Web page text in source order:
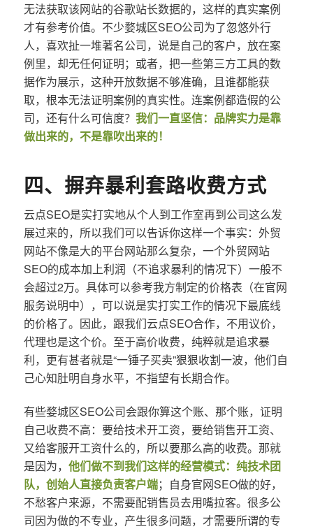
无法获取该网站的谷歌站长数据的，这样的真实案例
才有参考价值。不少婺城区SEO公司为了忽悠外行
人，喜欢扯一堆著名公司，说是自己的客户，放在案
例里，却无任何证明；或者，把一些第三方工具的数
据作为展示，这种开放数据不够准确，且谁都能获
取，根本无法证明案例的真实性。连案例都造假的公
司，还有什么可信度？ 我们一直坚信：品牌实力是靠
做出来的，不是靠吹出来的！
四、摒弃暴利套路收费方式
云点SEO是实打实地从个人到工作室再到公司这么发
展过来的，所以我们可以告诉你这样一个事实：外贸
网站不像是大的平台网站那么复杂，一个外贸网站
SEO的成本加上利润（不追求暴利的情况下）一般不
会超过2万。具体可以参考我方制定的价格表（在官网
服务说明中），可以说是实打实工作的情况下最底线
的价格了。因此，跟我们云点SEO合作，不用议价，
代理也是这个价。至于高价收费，纯粹就是追求暴
利，更有甚者就是“一锤子买卖”狠狠收割一波，他们自
己心知肚明自身水平，不指望有长期合作。
有些婺城区SEO公司会跟你算这个账、那个账，证明
自己收费不高：要给技术开工资，要给销售开工资、
又给客服开工资什么的，所以要那么高的收费。那就
是因为， 他们做不到我们这样的经营模式：纯技术团
队，创始人直接负责客户端；自身官网SEO做的好，
不愁客户来源，不需要配销售员去用嘴拉客。很多公
司因为做的不专业，产生很多问题，才需要所谓的专